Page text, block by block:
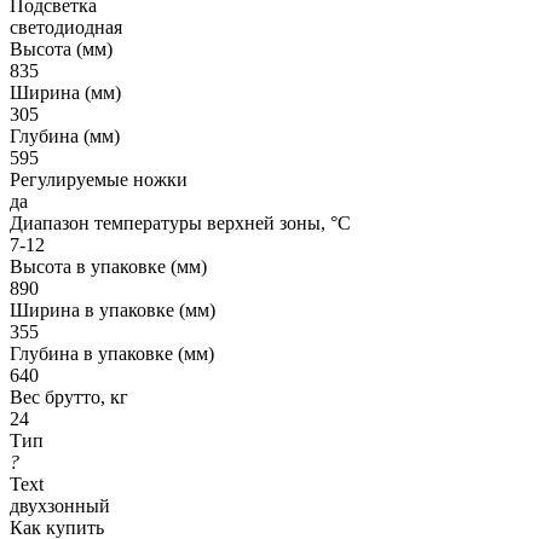
Подсветка
светодиодная
Высота (мм)
835
Ширина (мм)
305
Глубина (мм)
595
Регулируемые ножки
да
Диапазон температуры верхней зоны, °C
7-12
Высота в упаковке (мм)
890
Ширина в упаковке (мм)
355
Глубина в упаковке (мм)
640
Вес бpутто, кг
24
Тип
?
Text
двухзонный
Как купить